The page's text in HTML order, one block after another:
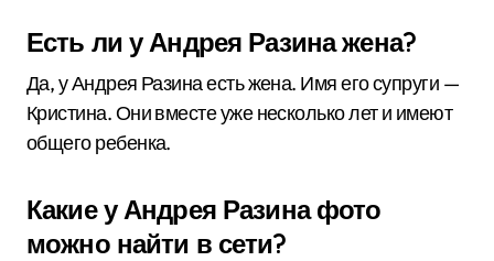
Есть ли у Андрея Разина жена?
Да, у Андрея Разина есть жена. Имя его супруги —
Кристина. Они вместе уже несколько лет и имеют
общего ребенка.
Какие у Андрея Разина фото
можно найти в сети?